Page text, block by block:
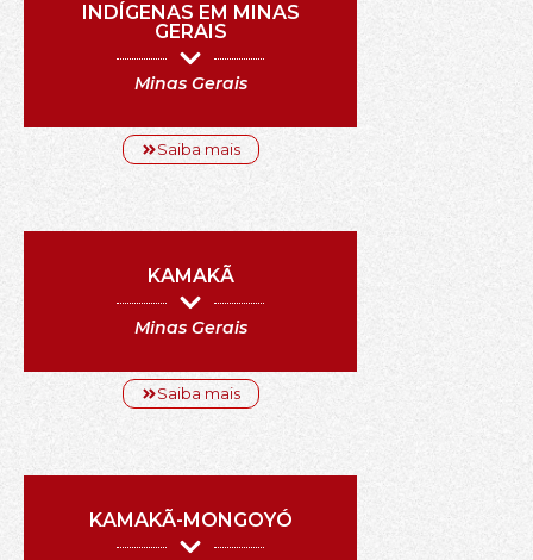
INDÍGENAS EM MINAS
GERAIS
Minas Gerais
Saiba mais
KAMAKÃ
Minas Gerais
Saiba mais
KAMAKÃ-MONGOYÓ